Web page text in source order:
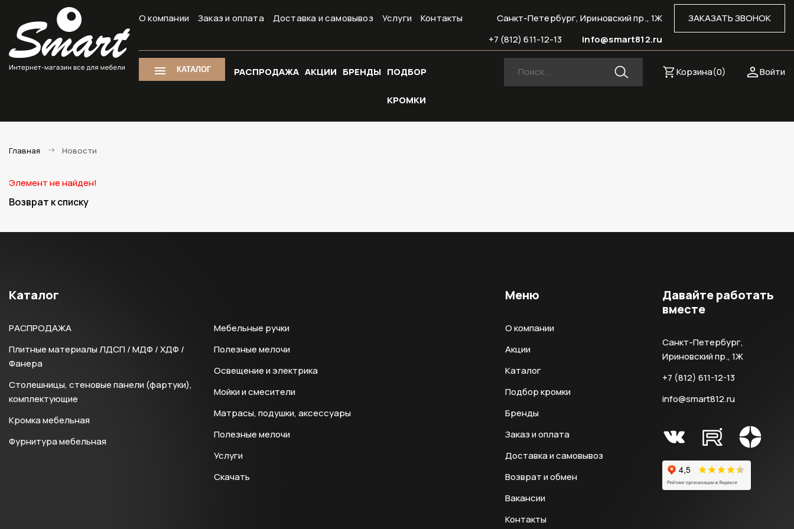
О компании Заказ и оплата Доставка и самовывоз Услуги Контакты ЗАКАЗАТЬ ЗВОНОК
Санкт-Петербург, Ириновский пр., 1Ж
info@smart812.ru
+7 (812) 611-12-13
КАТАЛОГ РАСПРОДАЖА АКЦИИ БРЕНДЫ ПОДБОР
КРОМКИ
Войти
Корзина(0)
Главная Новости
Элемент не найден!
Возврат к списку
Каталог
РАСПРОДАЖА
Плитные материалы ЛДСП / МДФ / ХДФ /
Фанера
Столешницы, стеновые панели (фартуки),
комплектующие
Кромка мебельная
Фурнитура мебельная
Мебельные ручки
Полезные мелочи
Освещение и электрика
Мойки и смесители
Матрасы, подушки, аксессуары
Полезные мелочи
Услуги
Скачать
Меню
О компании
Акции
Каталог
Подбор кромки
Бренды
Заказ и оплата
Доставка и самовывоз
Возврат и обмен
Вакансии
Контакты
Давайте работать
вместе
Санкт-Петербург,
Ириновский пр., 1Ж
+7 (812) 611-12-13
info@smart812.ru